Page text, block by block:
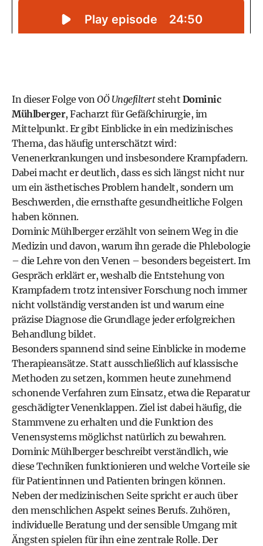
In dieser Folge vonOÖ Ungefiltertsteht Dominic
Mühlberger, Facharzt für Gefäßchirurgie, im
Mittelpunkt. Er gibt Einblicke in ein medizinisches
Thema, das häufig unterschätzt wird:
Venenerkrankungen und insbesondere Krampfadern.
Dabei macht er deutlich, dass es sich längst nicht nur
um ein ästhetisches Problem handelt, sondern um
Beschwerden, die ernsthafte gesundheitliche Folgen
haben können.
Dominic Mühlberger erzählt von seinem Weg in die
Medizin und davon, warum ihn gerade die Phlebologie
– die Lehre von den Venen – besonders begeistert. Im
Gespräch erklärt er, weshalb die Entstehung von
Krampfadern trotz intensiver Forschung noch immer
nicht vollständig verstanden ist und warum eine
präzise Diagnose die Grundlage jeder erfolgreichen
Behandlung bildet.
Besonders spannend sind seine Einblicke in moderne
Therapieansätze. Statt ausschließlich auf klassische
Methoden zu setzen, kommen heute zunehmend
schonende Verfahren zum Einsatz, etwa die Reparatur
geschädigter Venenklappen. Ziel ist dabei häufig, die
Stammvene zu erhalten und die Funktion des
Venensystems möglichst natürlich zu bewahren.
Dominic Mühlberger beschreibt verständlich, wie
diese Techniken funktionieren und welche Vorteile sie
für Patientinnen und Patienten bringen können.
Neben der medizinischen Seite spricht er auch über
den menschlichen Aspekt seines Berufs. Zuhören,
individuelle Beratung und der sensible Umgang mit
Ängsten spielen für ihn eine zentrale Rolle. Der